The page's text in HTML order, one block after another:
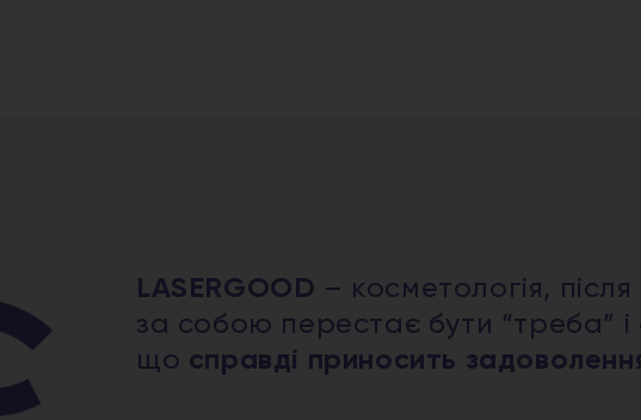
LASERGOOD – косметологія, після
за собою перестає бути “треба” і
що справді приносить